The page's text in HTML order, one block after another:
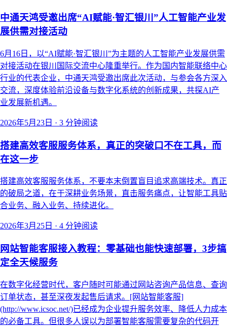
中通天鸿受邀出席“AI赋能·智汇银川”人工智能产业发
展供需对接活动
6月16日，以“AI赋能·智汇银川”为主题的人工智能产业发展供需
对接活动在银川国际交流中心隆重举行。作为国内智能联络中心
行业的代表企业，中通天鸿受邀出席此次活动，与参会各方深入
交流，深度体验前沿设备与数字化系统的创新成果，共探AI产
业发展新机遇。
2026年5月23日 · 3 分钟阅读
搭建高效客服服务体系，真正的突破口不在工具，而
在这一步
搭建高效客服服务体系，不要本末倒置盲目追求高端技术。真正
的破局之道，在于深耕业务场景，直击服务痛点，让智能工具贴
合业务、融入业务、持续进化。
2026年3月25日 · 4 分钟阅读
网站智能客服接入教程：零基础也能快速部署，3步搞
定全天候服务
在数字化经营时代，客户随时可能通过网站咨询产品信息、查询
订单状态，甚至深夜发起售后请求。[网站智能客服]
(http://www.icsoc.net/)已经成为企业提升服务效率、降低人力成本
的必备工具。但很多人误以为部署智能客服需要复杂的代码开